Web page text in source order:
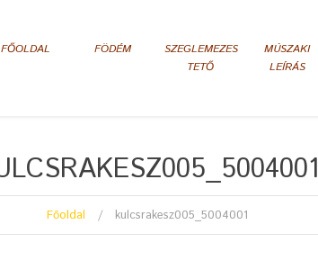
FŐOLDAL FÖDÉM
SZEGLEMEZES
TETŐ
MÚSZAKI
LEÍRÁS
Főoldal kulcsrakesz005_5004001